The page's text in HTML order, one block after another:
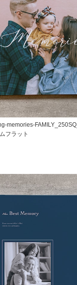
memories-
フラット